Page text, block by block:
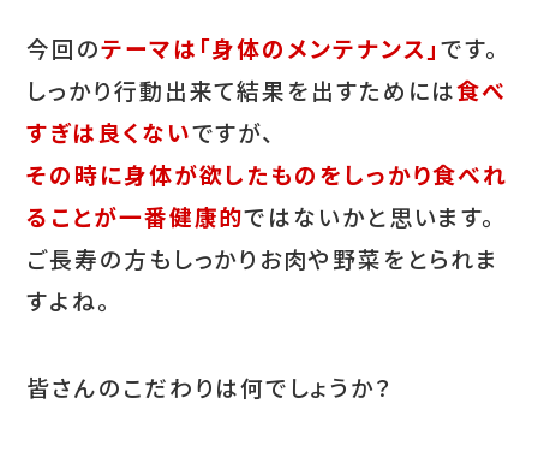
今回のテーマは「身体のメンテナンス」です。
しっかり行動出来て結果を出すためには食べ
すぎは良くないですが、
その時に身体が欲したものをしっかり食べれ
ることが一番健康的ではないかと思います。
ご長寿の方もしっかりお肉や野菜をとられま
すよね。
皆さんのこだわりは何でしょうか？